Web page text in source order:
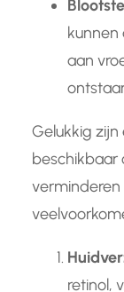
kunnen
aan
Gelukkig
beschikbaar
verminderen
retinol,